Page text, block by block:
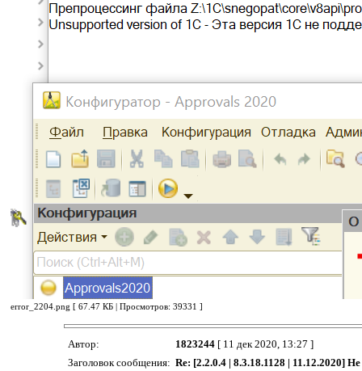
error_2204.png [ 67.47 КБ | Просмотров: 39331 ]
Автор: 1823244[ 11 дек 2020, 13:27 ]
Заголовок сообщения: Re: [2.2.0.4 | 8.3.18.1128 | 11.12.2020]